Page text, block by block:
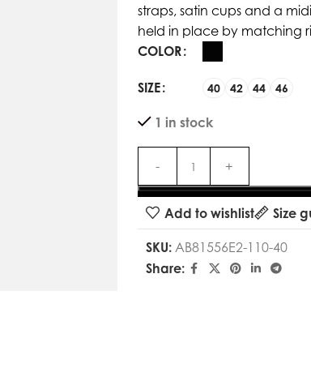
straps, satin cups and a
held in place by matching
COLOR
SIZE 40 42 44 46
1 in stock
Add to wishlist
Size
SKU: AB81556E2-110-40
Share: